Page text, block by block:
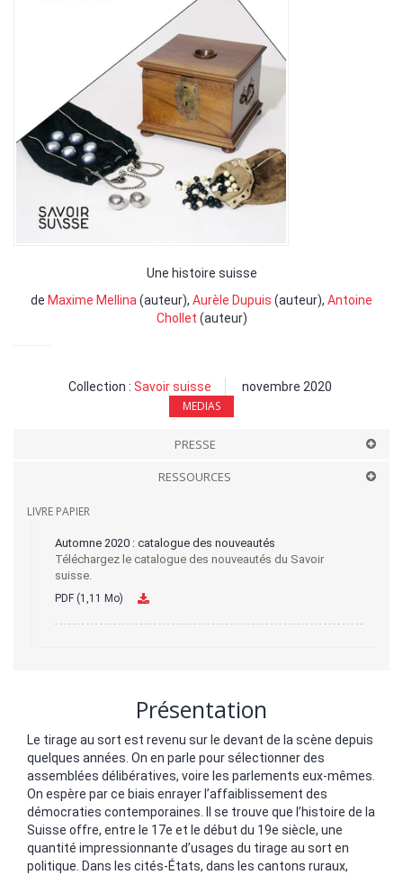
Une histoire suisse
de Maxime Mellina(auteur), Aurèle Dupuis (auteur), Antoine
Chollet (auteur)
Collection : Savoir suisse novembre 2020
MEDIAS
PRESSE
RESSOURCES
LIVRE PAPIER
Automne 2020 : catalogue des nouveautés
Téléchargez le catalogue des nouveautés du Savoir
suisse.
PDF (1,11 Mo)
Présentation
Le tirage au sort est revenu sur le devant de la scène depuis
quelques années. On en parle pour sélectionner des
assemblées délibératives, voire les parlements eux-mêmes.
On espère par ce biais enrayer l’affaiblissement des
démocraties contemporaines. Il se trouve que l’histoire de la
Suisse offre, entre le 17e et le début du 19e siècle, une
quantité impressionnante d’usages du tirage au sort en
politique. Dans les cités-États, dans les cantons ruraux,